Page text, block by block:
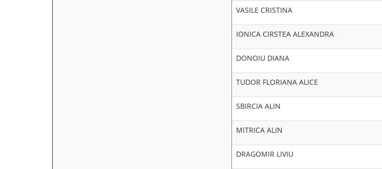
VASILE CRISTINA
IONICA CIRSTEA ALEXANDRA
DONOIU DIANA
TUDOR FLORIANA ALICE
SBIRCIA ALIN
MITRICA ALIN
DRAGOMIR LIVIU